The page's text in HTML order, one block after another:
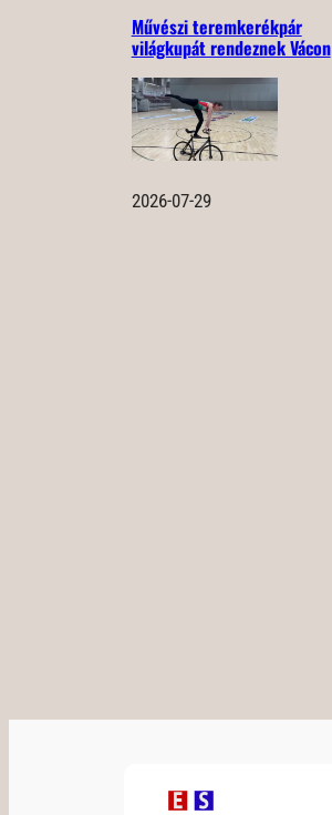
Művészi teremkerékpár
világkupát rendeznek Vácon
2026-07-29